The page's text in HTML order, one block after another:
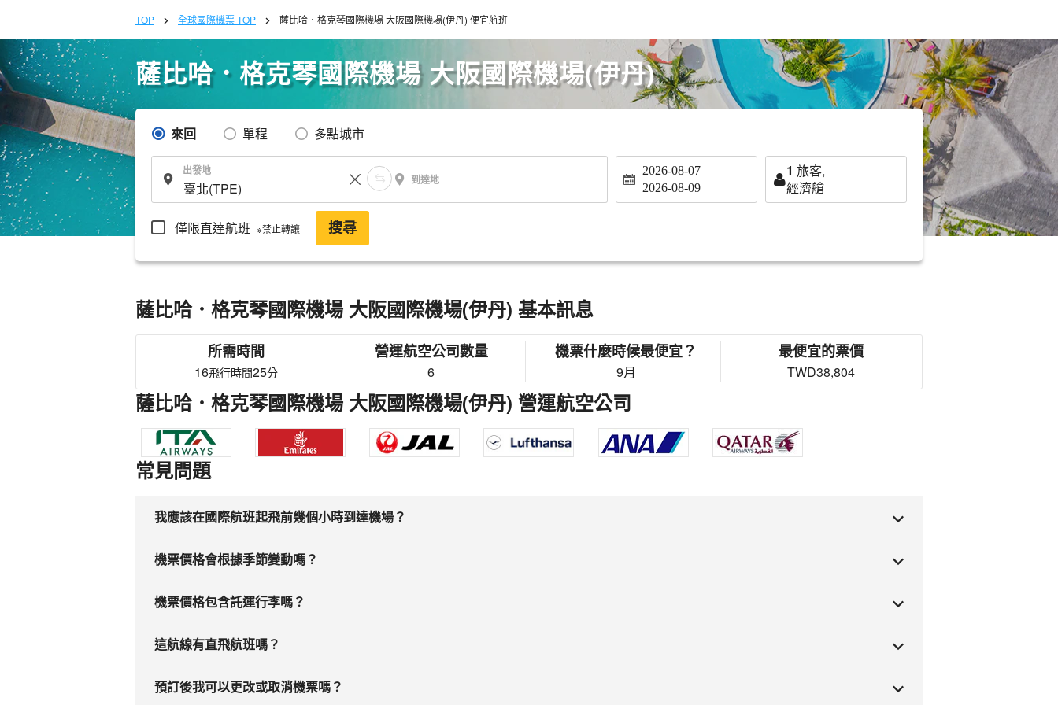
TOP 全球國際機票 TOP 薩比哈．格克琴國際機場 大阪國際機場(伊丹) 便宜航班
薩比哈．格克琴國際機場 大阪國際機場(伊丹)
來回 單程 多點城市
出發地
到達地
2026-08-07
2026-08-09
1 旅客,
經濟艙
僅限直達航班 ※禁止轉讓 搜尋
薩比哈．格克琴國際機場 大阪國際機場(伊丹) 基本訊息
所需時間
16飛行時間25分
營運航空公司數量
6
機票什麼時候最便宜？
9月
最便宜的票價
TWD38,804
薩比哈．格克琴國際機場 大阪國際機場(伊丹) 營運航空公司
常見問題
我應該在國際航班起飛前幾個小時到達機場？
機票價格會根據季節變動嗎？
機票價格包含託運行李嗎？
這航線有直飛航班嗎？
預訂後我可以更改或取消機票嗎？